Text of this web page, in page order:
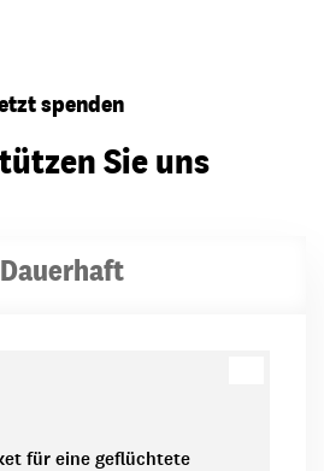
spenden
Sie uns
Dauerhaft
für eine geflüchtete